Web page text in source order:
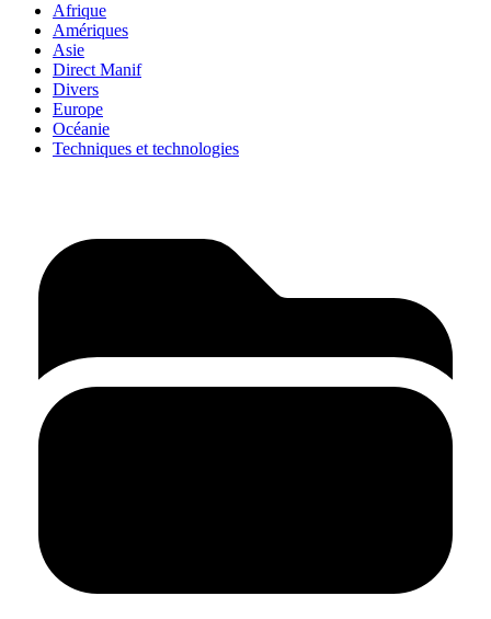
Afrique
Amériques
Asie
Direct Manif
Divers
Europe
Océanie
Techniques et technologies